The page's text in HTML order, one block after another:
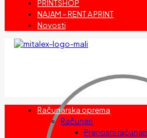
PRINTSHOP
NAJAM – RENT A PRINT
Novosti
Računarska oprema
Računari
Prenosni računari